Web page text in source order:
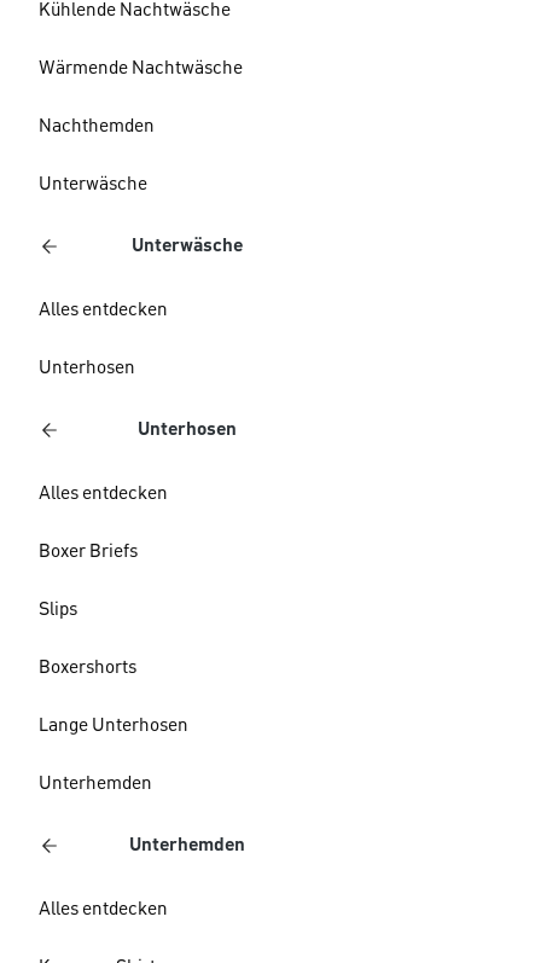
Kühlende Nachtwäsche
Wärmende Nachtwäsche
Nachthemden
Unterwäsche
Unterwäsche
Alles entdecken
Unterhosen
Unterhosen
Alles entdecken
Boxer Briefs
Slips
Boxershorts
Lange Unterhosen
Unterhemden
Unterhemden
Alles entdecken